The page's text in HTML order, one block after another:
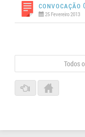
Convocação
25 Fevereiro 2013
Todos